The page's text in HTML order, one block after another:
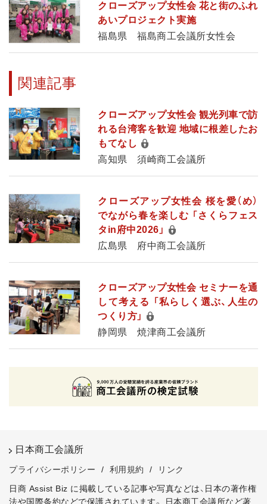
クローズアップ女性会 花と街のふれ
あいプロジェクト実施
福島県 福島商工会議所女性会
関連記事
クローズアップ女性会 観光列車で訪
れる台湾客を歓迎 地域に根差したお
もてなし
高知県 須崎商工会議所
クローズアップ女性会 桜を愛（め）
でながら春を楽しむ 「さくらフェス
タin府中2026」
広島県 府中商工会議所
クローズアップ女性会 セミナーを通
して考える 「私らしく選ぶ、人生の
つくり方」
静岡県 焼津商工会議所
日本商工会議所
プライバシーポリシー / 利用規約 /
リンク
日商 Assist Biz に掲載している記事や写真などは、日本の著作権
法や国際条約などで保護されています。
日本商工会議所など著